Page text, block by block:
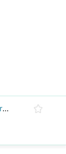
Hva skal Estrogen Supplements gjøre?